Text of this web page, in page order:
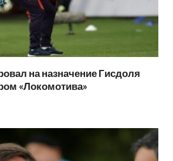
на назначение Гисдоля
«Локомотива»